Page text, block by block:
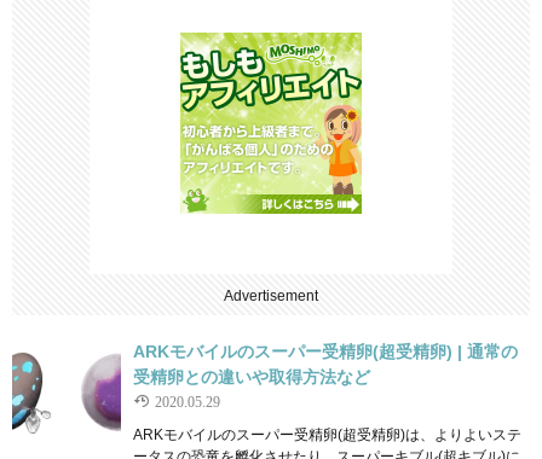
Advertisement
ARKモバイルのスーパー受精卵(超受精卵) | 通常の
受精卵との違いや取得方法など
2020.05.29
ARKモバイルのスーパー受精卵(超受精卵)は、よりよいステ